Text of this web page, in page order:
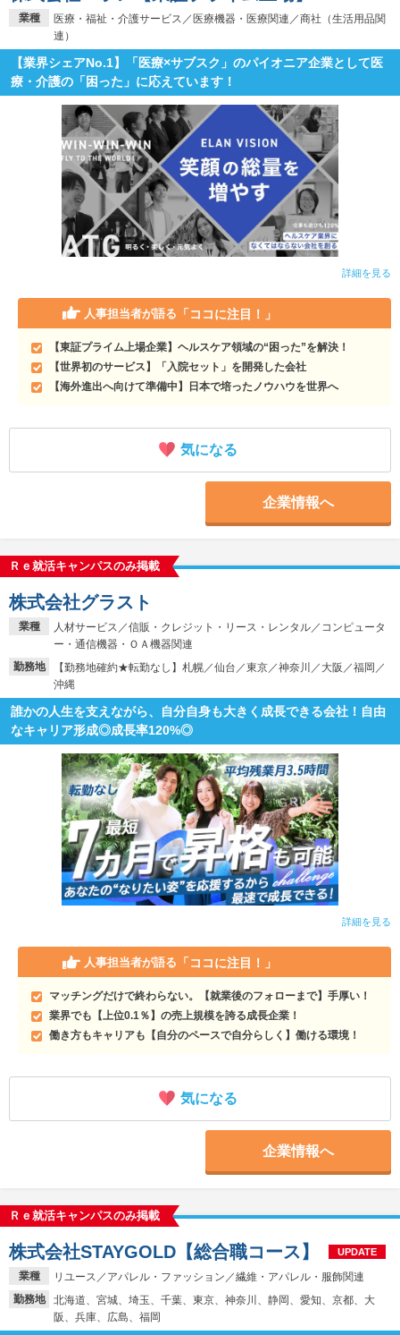
業種
医療・福祉・介護サービス／医療機器・医療関連／商社（生活用品関
連）
【業界シェアNo.1】「医療×サブスク」のパイオニア企業として医
療・介護の「困った」に応えています！
詳細を見る
人事担当者が語る 「ココに注目！」
【東証プライム上場企業】ヘルスケア領域の“困った”を解決！
【世界初のサービス】「入院セット」を開発した会社
【海外進出へ向けて準備中】日本で培ったノウハウを世界へ
気になる
企業情報へ
Ｒｅ就活キャンパスのみ掲載
業種
人材サービス／信販・クレジット・リース・レンタル／コンピュータ
ー・通信機器・ＯＡ機器関連
勤務地
【勤務地確約★転勤なし】札幌／仙台／東京／神奈川／大阪／福岡／
沖縄
株式会社グラスト
誰かの人生を支えながら、自分自身も大きく成長できる会社！自由
なキャリア形成◎成長率120%◎
詳細を見る
人事担当者が語る 「ココに注目！」
マッチングだけで終わらない。【就業後のフォローまで】手厚い！
業界でも【上位0.1％】の売上規模を誇る成長企業！
働き方もキャリアも【自分のペースで自分らしく】働ける環境！
気になる
企業情報へ
Ｒｅ就活キャンパスのみ掲載
業種
リユース／アパレル・ファッション／繊維・アパレル・服飾関連
勤務地
北海道、宮城、埼玉、千葉、東京、神奈川、静岡、愛知、京都、大
阪、兵庫、広島、福岡
株式会社STAYGOLD【総合職コース】 UPDATE